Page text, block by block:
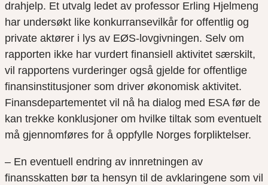
drahjelp. Et utvalg ledet av professor Erling Hjelmeng
har undersøkt like konkurransevilkår for offentlig og
private aktører i lys av EØS-lovgivningen. Selv om
rapporten ikke har vurdert finansiell aktivitet særskilt,
vil rapportens vurderinger også gjelde for offentlige
finansinstitusjoner som driver økonomisk aktivitet.
Finansdepartementet vil nå ha dialog med ESA før de
kan trekke konklusjoner om hvilke tiltak som eventuelt
må gjennomføres for å oppfylle Norges forpliktelser.
– En eventuell endring av innretningen av
finansskatten bør ta hensyn til de avklaringene som vil